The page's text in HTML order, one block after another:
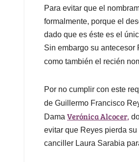
Para evitar que el
formalmente, porque el
dado que es éste es el
Sin embargo su antecesor
como también el recién
Por no cumplir con este
de Guillermo Francisco
Dama Verónica Alcocer,
evitar que Reyes pierda
canciller Laura Sarabia